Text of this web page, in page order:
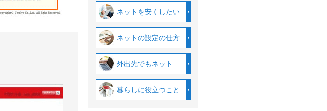
ネットを安くしたい
ネットの設定の仕方
外出先でもネット
暮らしに役立つこと